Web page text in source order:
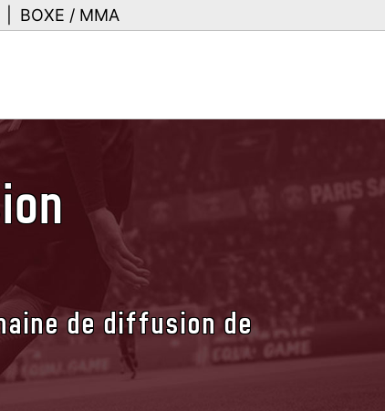
BOXE / MMA
de diffusion de